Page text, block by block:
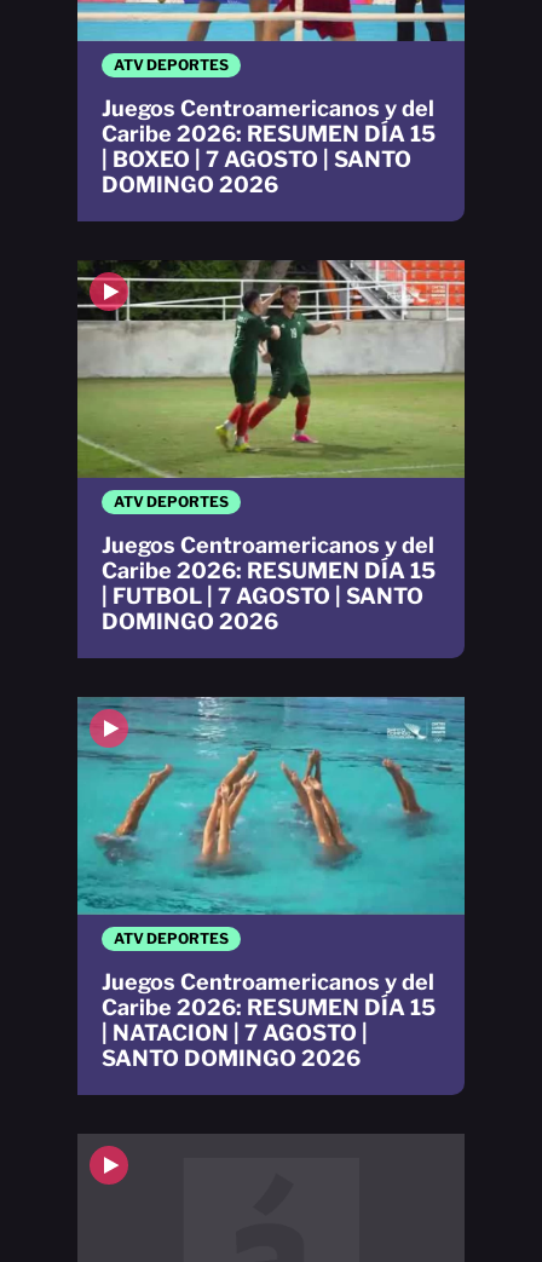
ATV DEPORTES
Juegos Centroamericanos y del
Caribe 2026: RESUMEN DÍA 15
| FUTBOL | 7 AGOSTO | SANTO
DOMINGO 2026
ATV DEPORTES
Juegos Centroamericanos y del
Caribe 2026: RESUMEN DÍA 15
| BOXEO | 7 AGOSTO | SANTO
DOMINGO 2026
ATV DEPORTES
Juegos Centroamericanos y del
Caribe 2026: RESUMEN DÍA 15
| NATACION | 7 AGOSTO |
SANTO DOMINGO 2026